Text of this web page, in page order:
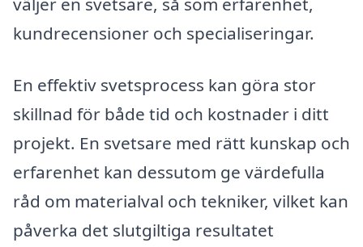
kundrecensioner och specialiseringar.
En effektiv svetsprocess kan göra stor
skillnad för både tid och kostnader i ditt
projekt. En svetsare med rätt kunskap och
erfarenhet kan dessutom ge värdefulla
råd om materialval och tekniker, vilket kan
påverka det slutgiltiga resultatet